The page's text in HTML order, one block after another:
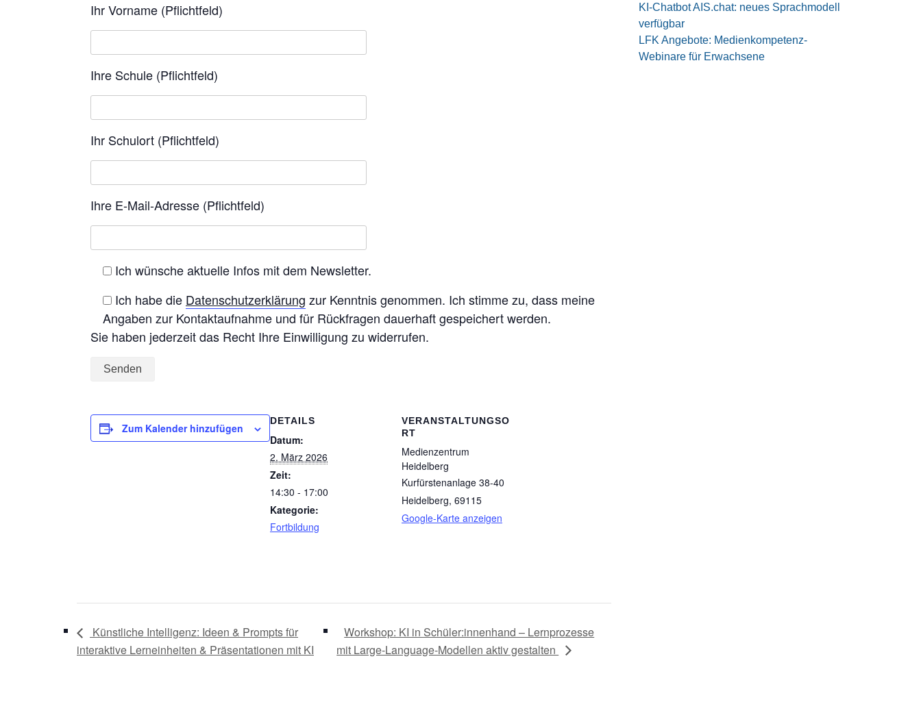
Ihr Vorname (Pflichtfeld)
Ihre Schule (Pflichtfeld)
Ihr Schulort (Pflichtfeld)
Ihre E-Mail-Adresse (Pflichtfeld)
Ich wünsche aktuelle Infos mit dem Newsletter.
Ich habe die Datenschutzerklärung zur Kenntnis genommen. Ich stimme zu, dass meine
Angaben zur Kontaktaufnahme und für Rückfragen dauerhaft gespeichert werden.
Sie haben jederzeit das Recht Ihre Einwilligung zu widerrufen.
Zum Kalender hinzufügen
DETAILS
Datum:
2. März 2026
Zeit:
14:30 - 17:00
Kategorie:
Fortbildung
VERANSTALTUNGSO
RT
Medienzentrum
Heidelberg
Kurfürstenanlage 38-40
Heidelberg, 69115
Google-Karte anzeigen
Künstliche Intelligenz: Ideen & Prompts für
interaktive Lerneinheiten & Präsentationen mit KI
Workshop: KI in Schüler:innenhand – Lernprozesse
mit Large-Language-Modellen aktiv gestalten
KI-Chatbot AIS.chat: neues Sprachmodell
verfügbar
LFK Angebote: Medienkompetenz-
Webinare für Erwachsene